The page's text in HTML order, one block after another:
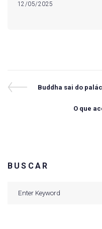
12/05/2025
Navegação
Previous
Buddha sai do
Next
O que
BUSCAR